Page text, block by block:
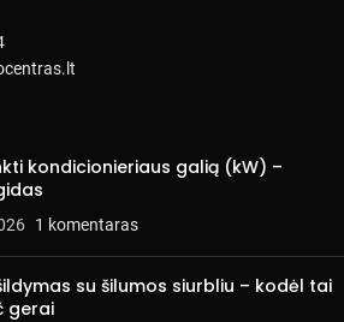
kondicionieriaus galią (kW) –
1 komentaras
su šilumos siurbliu – kodėl tai
gerai